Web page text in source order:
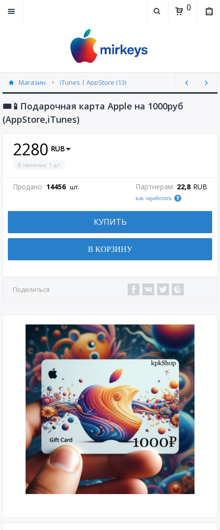
0
Магазин iTunes | AppStore (13)
🎟📱Подарочная карта Apple на 1000руб
(AppStore,iTunes)
2280 RUB
В наличии: 1 шт
Продано 14456 шт. Партнерам 22,8 RUB
как заработать
КУПИТЬ
В КОРЗИНУ
Поделиться